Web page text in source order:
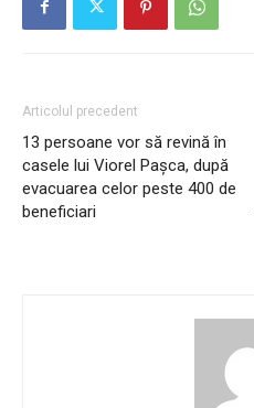
Articolul precedent
13 persoane vor să revină în
casele lui Viorel Pașca, după
evacuarea celor peste 400 de
beneficiari